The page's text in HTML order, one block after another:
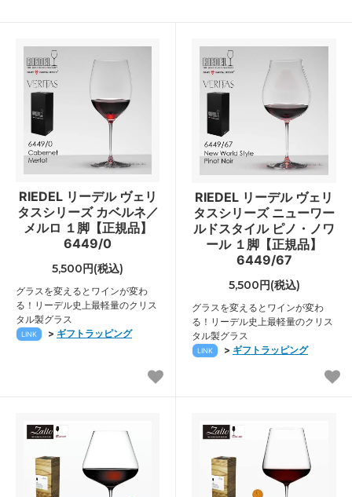
RIEDEL リーデル ヴェリ
タスシリーズ カベルネ／
メルロ １脚【正規品】
6449/0
5,500円(税込)
グラスを変えるとワインが変わ
る！リーデル史上最軽量のクリス
タル製グラス
LINK > ギフトラッピング
RIEDEL リーデル ヴェリ
タスシリーズ ニューワー
ルドスタイル ピノ・ノワ
ール １脚【正規品】
6449/67
5,500円(税込)
グラスを変えるとワインが変わ
る！リーデル史上最軽量のクリス
タル製グラス
LINK > ギフトラッピング